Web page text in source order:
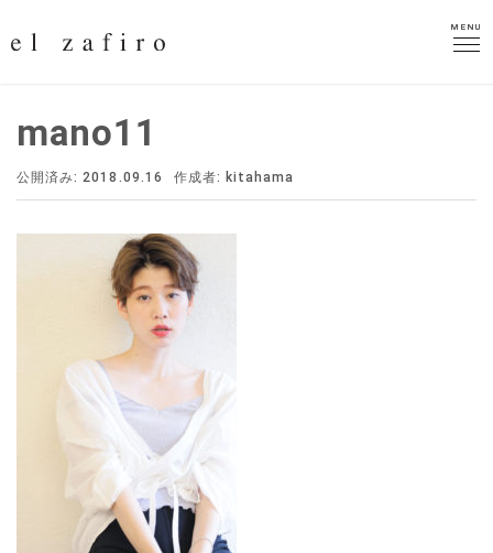
MENU
MENU
mano11
公開済み: 2018.09.16 作成者: kitahama